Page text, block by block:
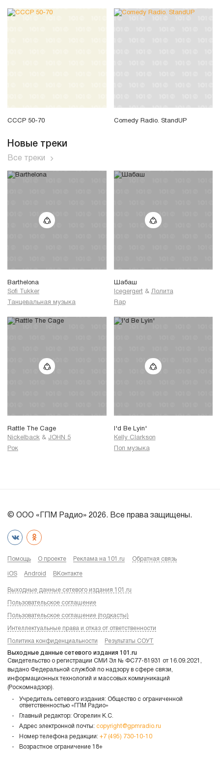
СССР 50-70 Comedy Radio. StandUP
Новые треки
Все треки
Barthelona
Sofi Tukker
Танцевальная музыка
Шабаш
Icegergert & Лолита
Rap
Rattle The Cage
Nickelback & JOHN 5
Рок
I'd Be Lyin'
Kelly Clarkson
Поп музыка
© ООО «ГПМ Радио» 2026. Все права защищены.
Помощь О проекте Реклама на 101.ru Обратная связь
iOS Android ВКонтакте
Выходные данные сетевого издания 101.ru
Пользовательское соглашение
Пользовательское соглашение (подкасты)
Интеллектуальные права и отказ от ответственности
Политика конфиденциальности Результаты СОУТ
Выходные данные сетевого издания 101.ru
Свидетельство о регистрации СМИ Эл № ФС77-81931 от 16.09.2021,
выдано Федеральной службой по надзору в сфере связи,
информационных технологий и массовых коммуникаций
(Роскомнадзор).
Учредитель сетевого издания: Общество с ограниченной
ответственностью «ГПМ Радио»
Главный редактор: Огорелин К.С.
Адрес электронной почты: copyright@gpmradio.ru
Номер телефона редакции: +7 (495) 730-10-10
Возрастное ограничение 18+